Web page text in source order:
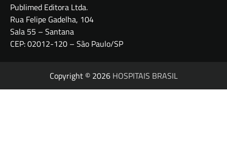
Publimed Editora Ltda.
Rua Felipe Gadelha, 104
Sala 55 – Santana
CEP: 02012-120 – São Paulo/SP
Copyright © 2026 HOSPITAIS BRASIL